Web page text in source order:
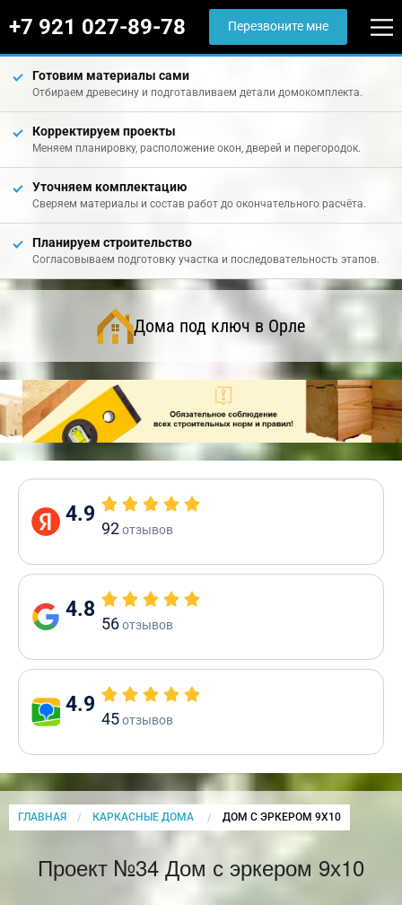
+7 921 027-89-78 Перезвоните мне
Готовим материалы сами
Отбираем древесину и подготавливаем детали домокомплекта.
Корректируем проекты
Меняем планировку, расположение окон, дверей и перегородок.
Уточняем комплектацию
Сверяем материалы и состав работ до окончательного расчёта.
Планируем строительство
Согласовываем подготовку участка и последовательность этапов.
Дома под ключ в Орле
4.9
92отзывов
4.8
56отзывов
4.9
45отзывов
ГЛАВНАЯ КАРКАСНЫЕ ДОМА CURRENT:
ДОМ С ЭРКЕРОМ 9Х10
Проект №34 Дом с эркером 9х10